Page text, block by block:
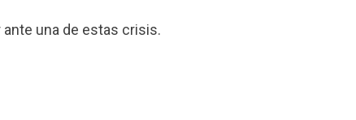
una de estas crisis.